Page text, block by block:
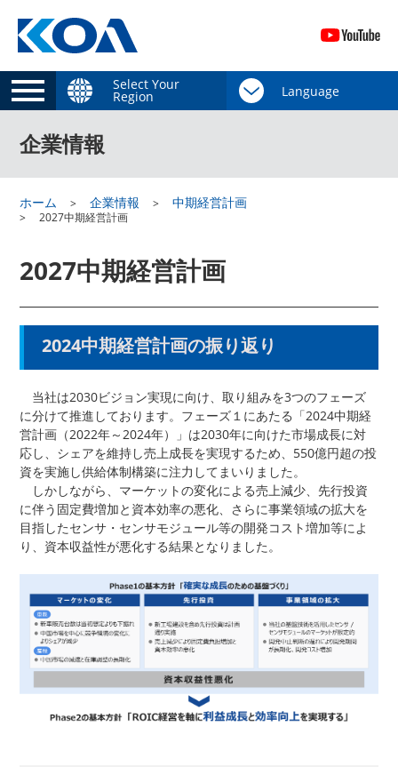
Select Your
Region
企業情報
ホーム 企業情報 中期経営計画
2027中期経営計画
2027中期経営計画
2024中期経営計画の振り返り
当社は2030ビジョン実現に向け、取り組みを3つのフェーズ
に分けて推進しております。フェーズ１にあたる「2024中期経
営計画（2022年～2024年）」は2030年に向けた市場成長に対
応し、シェアを維持し売上成長を実現するため、550億円超の投
資を実施し供給体制構築に注力してまいりました。
しかしながら、マーケットの変化による売上減少、先行投資
に伴う固定費増加と資本効率の悪化、さらに事業領域の拡大を
目指したセンサ・センサモジュール等の開発コスト増加等によ
り、資本収益性が悪化する結果となりました。